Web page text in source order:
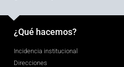
¿Qué hacemos?
Incidencia institucional
Direcciones